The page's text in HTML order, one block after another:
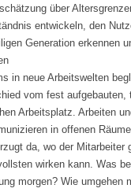
über
entwickeln, den
Generation erkennen
in neue Arbeitswelten
vom fest aufgebauten,
Arbeitsplatz. Arbeiten
in offenen
da, wo der Mitarbeiter
wirken kann. Was
morgen? Wie umgehen